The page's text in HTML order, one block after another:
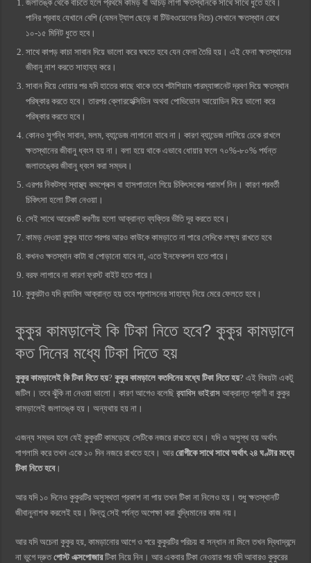
জলাতঙ্ক থেকে বাঁচতে হলে প্রথমে কামড় বা আঁচড় লাগা ক্ষতস্থানকে সাথে সাথে ধুতে হবে।
পানির প্রবাহ যেখানে বেশি (যেমন ট্যাপ ছেড়ে বা টিউবওয়েলের নিচে) সেখানে ক্ষতস্থান রেখে
১০-১৫ মিনিট ধুতে হবে।
সাথে কাপড় কাচা সাবান দিয়ে ভালো করে ঘষতে হবে যেন ফেনা তৈরি হয়। এই ফেনা ক্ষতস্থানের
জীবানু নাশ করতে সাহায্য করে।
সাবান দিয়ে ধোয়ার পর যদি হাতের কাছে থাকে তবে পটাশিয়াম পারম্যাঙ্গানেট দ্রবণ দিয়ে ক্ষতস্থান
পরিষ্কার করতে হবে। তারপর ক্লোরহেক্সিডিন অথবা পোভিডোন আয়োডিন দিয়ে ভালো করে
পরিষ্কার করতে হবে।
কোনও সুগন্ধি সাবান, মলম, ব্যান্ডেজ লাগানো যাবে না। কারণ ব্যান্ডেজ লাগিয়ে ঢেকে রাখলে
ক্ষতস্থানের জীবানু ধ্বংস হয় না। বলা হয়ে থাকে এভাবে ধোয়ার ফলে ৭০%-৮০% পর্যন্ত
জলাতঙ্কের জীবানু ধ্বংস করা সম্ভব।
এরপর নিকটস্থ স্বাস্থ্য কমপ্লেক্স বা হাসপাতালে গিয়ে চিকিৎসকের পরামর্শ নিন। কারণ পরবর্তী
চিকিৎসা হলো টিকা নেওয়া।
সেই সাথে আরেকটি করণীয় হলো আক্রান্ত ব্যক্তির ভীতি দূর করতে হবে।
কামড় দেওয়া কুকুর যাতে পরপর আরও কাউকে কামড়াতে না পারে সেদিকে লক্ষ্য রাখতে হবে
কখনও ক্ষতস্থান কাটা বা পোড়ানো যাবে না, এতে ইনফেকশন হতে পারে।
বরফ লাগাবে না কারণ ফ্রস্ট বাইট হতে পারে।
কুকুরটাও যদি র‍্যাবিস আক্রান্ত হয় তবে প্রশাসনের সাহায্য নিয়ে মেরে ফেলতে হবে।
কুকুর কামড়ালেই কি টিকা নিতে হবে? কুকুর কামড়ালে
কত দিনের মধ্যে টিকা দিতে হয়
কুকুর কামড়ালেই কি টিকা দিতে হয়?কুকুর কামড়ালে কতদিনের মধ্যে টিকা নিতে হয়? এই বিষয়টা একটু
জটিল। তবে ঝুঁকি না নেওয়া ভালো। কারণ আগেও বলেছির‍্যাবিস ভাইরাস আক্রান্ত প্রাণী বা কুকুর
কামড়ালেই জলাতঙ্ক হয়। অন্যথায় হয় না।
এজন্য সম্ভব হলে যেই কুকুরটি কামড়েছে সেটিকে নজরে রাখতে হবে। যদি ও অসুস্থ হয় অর্থাৎ
পাগলামি করে তখন একে ১০ দিন নজরে রাখতে হবে। আররোগীকে সাথে সাথে অর্থাৎ ২৪ ঘণ্টার মধ্যে
টিকা নিতে হবে।
আর যদি ১০ দিনেও কুকুরটির অসুস্থতা প্রকাশ না পায় তখন টিকা না নিলেও হয়। শুধু ক্ষতস্থানটি
জীবানুনাশক করলেই হয়। কিন্তু সেই পর্যন্ত অপেক্ষা করা বুদ্ধিমানের কাজ নয়।
আর যদি অচেনা কুকুর হয়, কামড়ানোর আগে ও পরে কুকুরটির পরিচয় বা সন্ধান না মিলে তখন দ্বিধাদ্বন্দে
না ভুগে দ্রুতপোস্ট এক্সপোজারটিকা নিয়ে নিন। আর একবার টিকা নেওয়ার পর যদি আবারও কুকুরের